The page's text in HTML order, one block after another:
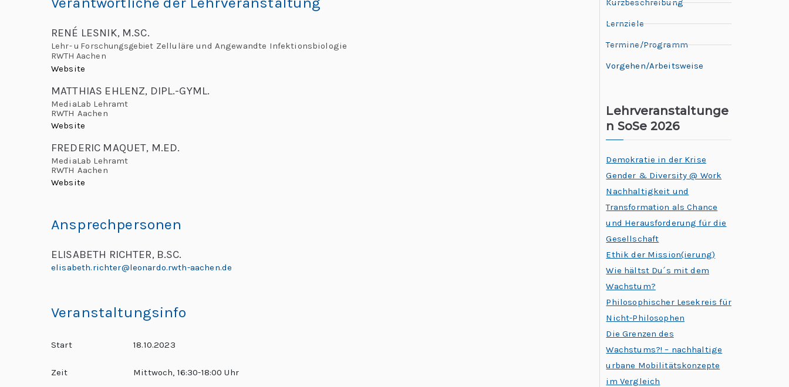
„
o
a
o
“
r
L
r
e
G
o
b
n
RENÉ LESNIK, M.SC.
Lehr- u Forschungsgebiet Zelluläre und Angewandte Infektionsbiologie
RWTH Aachen
Website
MATTHIAS EHLENZ, DIPL.-GYML.
MediaLab Lehramt
RWTH Aachen
Website
FREDERIC MAQUET, M.ED.
MediaLab Lehramt
RWTH Aachen
Website
Ansprechpersonen
ELISABETH RICHTER, B.SC.
elisabeth.richter@leonardo.rwth-aachen.de
Veranstaltungsinfo
Start 18.10.2023
Zeit Mittwoch, 16:30-18:00 Uhr
Kurzbeschreibung
Lernziele
Termine/Programm
Vorgehen/Arbeitsweise
Lehrveranstaltunge
n SoSe 2026
Demokratie in der Krise
Gender & Diversity @ Work
Nachhaltigkeit und
Transformation als Chance
und Herausforderung für die
Gesellschaft
Ethik der Mission(ierung)
Wie hältst Du´s mit dem
Wachstum?
Philosophischer Lesekreis für
Nicht-Philosophen
Die Grenzen des
Wachstums?! – nachhaltige
urbane Mobilitätskonzepte
im Vergleich